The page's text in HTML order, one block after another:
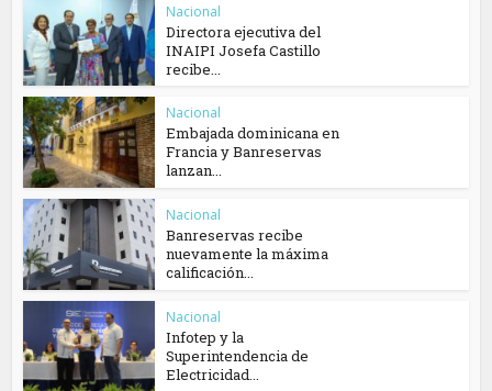
Nacional
Directora ejecutiva del
INAIPI Josefa Castillo
recibe...
Nacional
Embajada dominicana en
Francia y Banreservas
lanzan...
Nacional
Banreservas recibe
nuevamente la máxima
calificación...
Nacional
Infotep y la
Superintendencia de
Electricidad...